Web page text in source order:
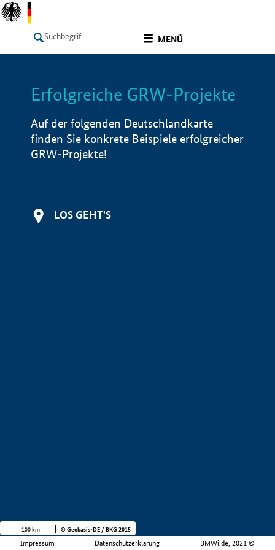
MENÜ
LISTE Info
Erfolgreiche GRW-Projekte
Auf der folgenden Deutschlandkarte
finden Sie konkrete Beispiele erfolgreicher
GRW-Projekte!
LOS GEHT'S
Impressum Datenschutzerklärung BMWi.de, 2021 ©
100 km © Geobasis-DE / BKG 2015